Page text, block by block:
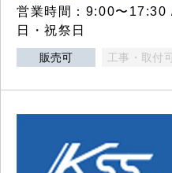
営業時間：9:00〜17:30
日・祝祭日
販売可 工事・取付